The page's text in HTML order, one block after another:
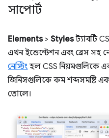
সাপোর্ট
Elements> Stylesট্যাবটি
এখন ইন্ডেন্টেশন এবং ব্রেস সহ
নেস্টিং হল CSS নিয়মগুলিকে
জিনিসগুলিকে কম শব্দসমষ্টি
তোলে।